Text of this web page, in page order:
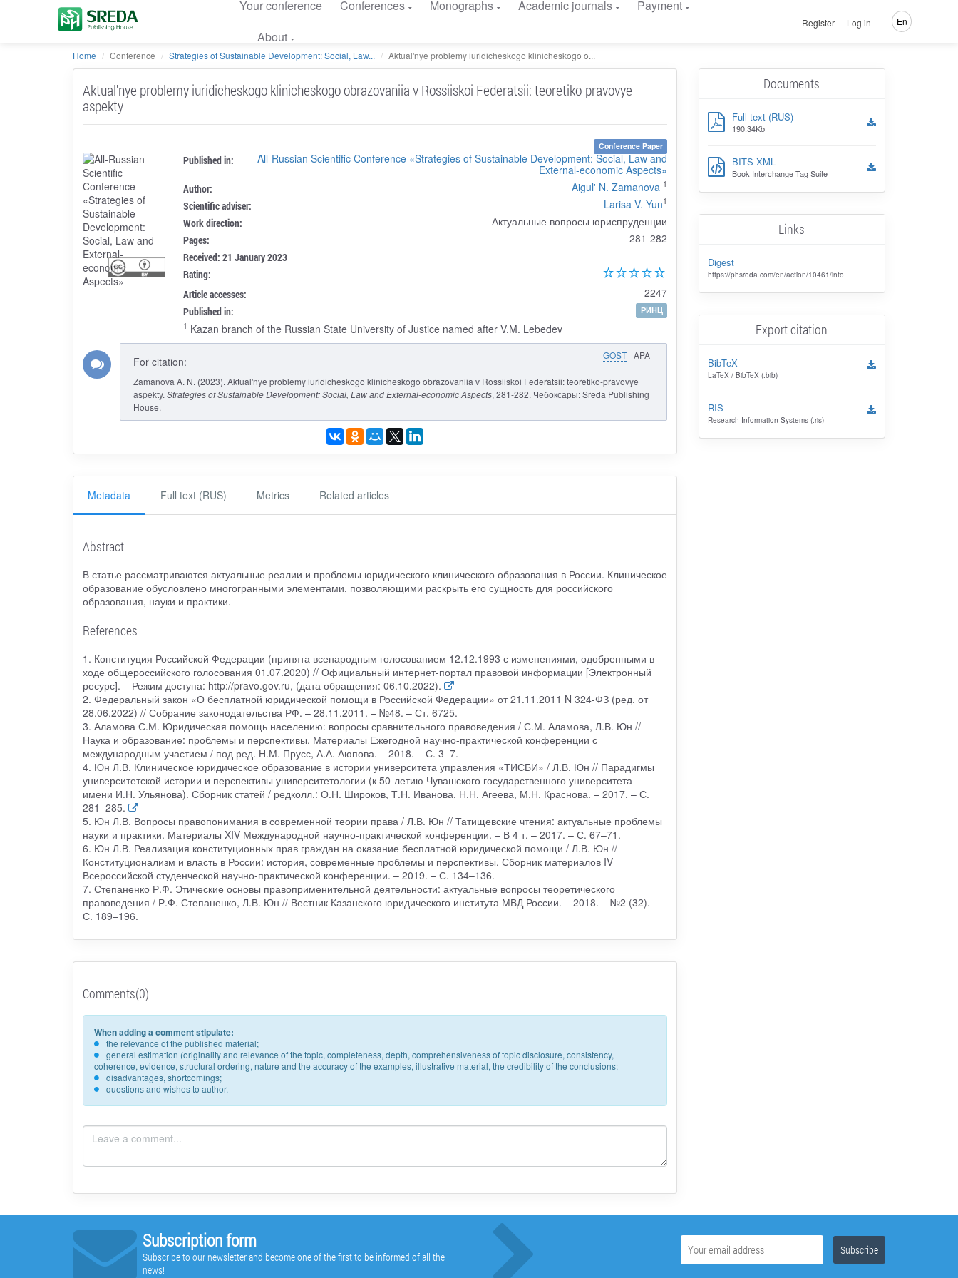
Your conference Conferences Monographs Academic journals
Payment
About
Register Log in En
Home Conference Strategies of Sustainable Development: Social, Law... Aktual'nye problemy iuridicheskogo klinicheskogo o...
Aktual'nye problemy iuridicheskogo klinicheskogo obrazovaniia v Rossiiskoi Federatsii: teoretiko-pravovye
aspekty
Conference Paper
Published in:
All-Russian Scientific Conference «Strategies of Sustainable Development: Social, Law and
External-economic Aspects»
Author: Aigul' N. Zamanova 1
Scientific adviser: Larisa V. Yun1
Work direction: Актуальные вопросы юриспруденции
Pages: 281-282
Received: 21 January 2023
Rating:
Article accesses:
2247
Published in:
РИНЦ
1 Kazan branch of the Russian State University of Justice named after V.M. Lebedev
GOST APA
For citation:
Zamanova A. N. (2023). Aktual'nye problemy iuridicheskogo klinicheskogo obrazovaniia v Rossiiskoi Federatsii: teoretiko-pravovye
aspekty. Strategies of Sustainable Development: Social, Law and External-economic Aspects, 281-282. Чебоксары: Sreda Publishing
House.
Metadata Full text (RUS) Metrics Related articles
Abstract
В статье рассматриваются актуальные реалии и проблемы юридического клинического образования в России. Клиническое
образование обусловлено многогранными элементами, позволяющими раскрыть его сущность для российского
образования, науки и практики.
References
1. Конституция Российской Федерации (принята всенародным голосованием 12.12.1993 с изменениями, одобренными в
ходе общероссийского голосования 01.07.2020) // Официальный интернет-портал правовой информации [Электронный
ресурс]. – Режим доступа: http://pravo.gov.ru, (дата обращения: 06.10.2022).
2. Федеральный закон «О бесплатной юридической помощи в Российской Федерации» от 21.11.2011 N 324-ФЗ (ред. от
28.06.2022) // Собрание законодательства РФ. – 28.11.2011. – №48. – Ст. 6725.
3. Аламова С.М. Юридическая помощь населению: вопросы сравнительного правоведения / С.М. Аламова, Л.В. Юн //
Наука и образование: проблемы и перспективы. Материалы Ежегодной научно-практической конференции с
международным участием / под ред. Н.М. Прусс, А.А. Аюпова. – 2018. – С. 3–7.
4. Юн Л.В. Клиническое юридическое образование в истории университета управления «ТИСБИ» / Л.В. Юн // Парадигмы
университетской истории и перспективы университетологии (к 50-летию Чувашского государственного университета
имени И.Н. Ульянова). Сборник статей / редколл.: О.Н. Широков, Т.Н. Иванова, Н.Н. Агеева, М.Н. Краснова. – 2017. – С.
281–285.
5. Юн Л.В. Вопросы правопонимания в современной теории права / Л.В. Юн // Татищевские чтения: актуальные проблемы
науки и практики. Материалы XIV Международной научно-практической конференции. – В 4 т. – 2017. – С. 67–71.
6. Юн Л.В. Реализация конституционных прав граждан на оказание бесплатной юридической помощи / Л.В. Юн //
Конституционализм и власть в России: история, современные проблемы и перспективы. Сборник материалов IV
Всероссийской студенческой научно-практической конференции. – 2019. – С. 134–136.
7. Степаненко Р.Ф. Этические основы правоприменительной деятельности: актуальные вопросы теоретического
правоведения / Р.Ф. Степаненко, Л.В. Юн // Вестник Казанского юридического института МВД России. – 2018. – №2 (32). –
С. 189–196.
Comments(0)
When adding a comment stipulate:
the relevance of the published material;
general estimation (originality and relevance of the topic, completeness, depth, comprehensiveness of topic disclosure, consistency,
coherence, evidence, structural ordering, nature and the accuracy of the examples, illustrative material, the credibility of the conclusions;
disadvantages, shortcomings;
questions and wishes to author.
Documents
Full text (RUS)
190.34Kb
BITS XML
Book Interchange Tag Suite
Links
Digest
https://phsreda.com/en/action/10461/info
Export citation
BibTeX
LaTeX / BibTeX (.bib)
RIS
Research Information Systems (.ris)
Subscription form
Subscribe to our newsletter and become one of the first to be informed of all the
news!